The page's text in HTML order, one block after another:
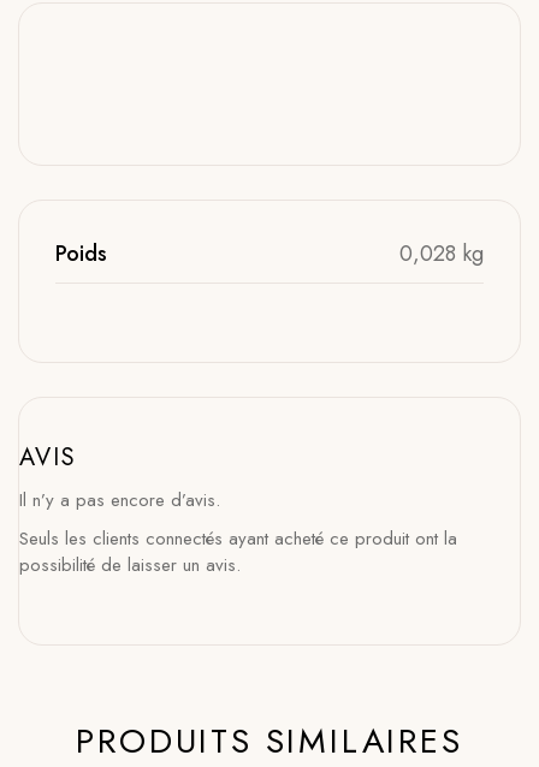
Poids 0,028 kg
AVIS
Il n’y a pas encore d’avis.
Seuls les clients connectés ayant acheté ce produit ont la
possibilité de laisser un avis.
PRODUITS SIMILAIRES